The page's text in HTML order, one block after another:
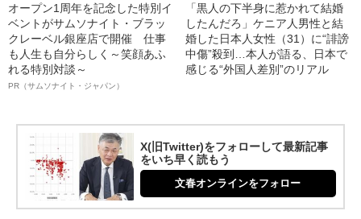
オープン1周年を記念した特別イ
ベントがサムソナイト・ブラッ
クレーベル銀座店で開催 仕事
も人生も自分らしく～笑顔あふ
れる特別対談～
PR（サムソナイト・ジャパン）
「黒人の下半身に惹かれて結婚
したんだろ」ケニア人男性と結
婚した日本人女性（31）に“誹謗
中傷”殺到…本人が語る、日本で
感じる“外国人差別”のリアル
X(旧Twitter)をフォローして最新記事
をいち早く読もう
文春オンラインをフォロー